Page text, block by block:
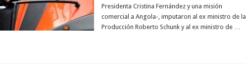
Presidenta Cristina Fernández y una misión
comercial a Angola-, imputaron al ex ministro de la
Producción Roberto Schunk y al ex ministro de …